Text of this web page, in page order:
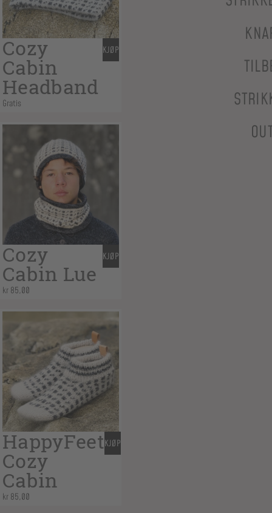
Cozy
Cabin
Headband
Gratis
KJØP
Cozy
Cabin Lue
kr 85,00
KJØP
HappyFeet
Cozy
Cabin
kr 85,00
KJØP